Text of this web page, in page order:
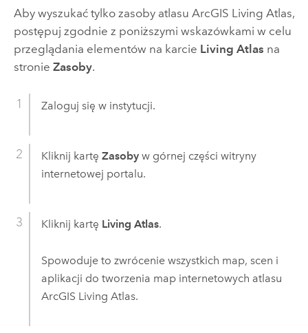
Aby wyszukać tylko zasoby atlasu ArcGIS Living Atlas,
postępuj zgodnie z poniższymi wskazówkami w celu
przeglądania elementów na karcie Living Atlas na
stronie Zasoby.
Zaloguj się w instytucji.
Kliknij kartę Zasobyw górnej części witryny
internetowej portalu.
Kliknij kartę Living Atlas.
Spowoduje to zwrócenie wszystkich map, scen i
aplikacji do tworzenia map internetowych atlasu
ArcGIS Living Atlas.